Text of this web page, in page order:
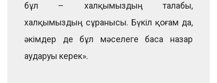
бұл – халқымыздың талабы,
халқымыздың сұранысы. Бүкіл қоғам да,
әкімдер де бұл мәселеге баса назар
аударуы керек».